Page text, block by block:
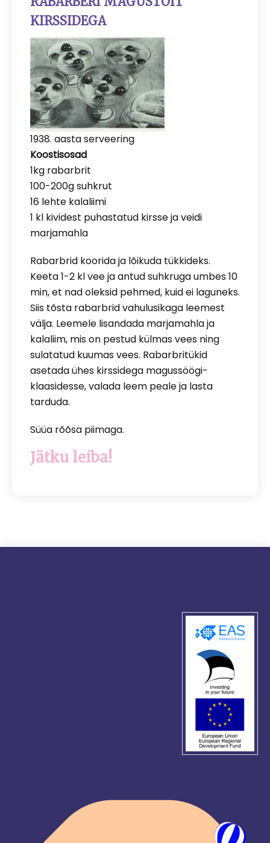
KIRSSIDEGA
1938. aasta serveering
Koostisosad
1kg rabarbrit
100-200g suhkrut
16 lehte kalaliimi
1 kl kividest puhastatud kirsse ja veidi
marjamahla
Rabarbrid koorida ja lõikuda tükkideks.
Keeta 1-2 kl vee ja antud suhkruga umbes 10
min, et nad oleksid pehmed, kuid ei laguneks.
Siis tõsta rabarbrid vahulusikaga leemest
välja. Leemele lisandada marjamahla ja
kalaliim, mis on pestud külmas vees ning
sulatatud kuumas vees. Rabarbritükid
asetada ühes kirssidega magussöögi-
klaasidesse, valada leem peale ja lasta
tarduda.
Süüa rõõsa piimaga.
Jätku leiba!